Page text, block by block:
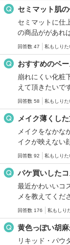
セミマット肌
セミマットに仕
の商品ががあれ
回答数 47 私もしり
おすすめのベ
崩れにくい化粧
えて頂きたいで
回答数 58 私もしりた
メイク薄くし
メイクをなかな
イクが映えない
回答数 92 私もしり
パケ買いしたコ
最近かわいいコ
メを教えてくだ
回答数 176 私もしり
黄色っぽい胡麻
リキッド・パウ